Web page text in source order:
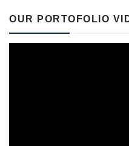
OUR PORTOFOLIO